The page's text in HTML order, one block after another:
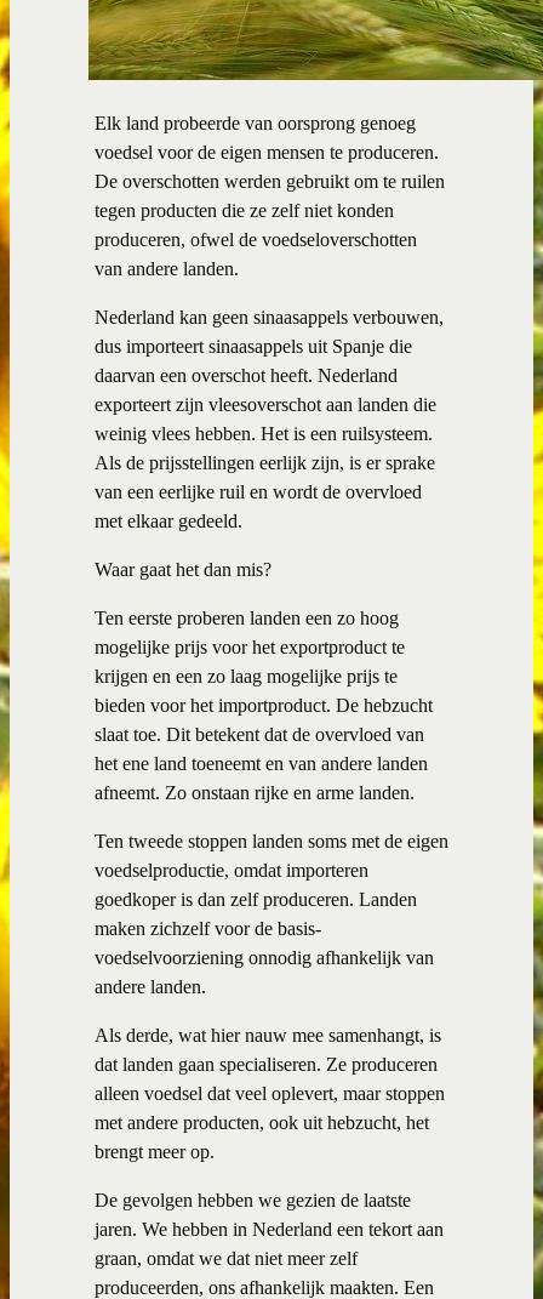
Elk land probeerde van oorsprong genoeg
voedsel voor de eigen mensen te produceren.
De overschotten werden gebruikt om te ruilen
tegen producten die ze zelf niet konden
produceren, ofwel de voedseloverschotten
van andere landen.
Nederland kan geen sinaasappels verbouwen,
dus importeert sinaasappels uit Spanje die
daarvan een overschot heeft. Nederland
exporteert zijn vleesoverschot aan landen die
weinig vlees hebben. Het is een ruilsysteem.
Als de prijsstellingen eerlijk zijn, is er sprake
van een eerlijke ruil en wordt de overvloed
met elkaar gedeeld.
Waar gaat het dan mis?
Ten eerste proberen landen een zo hoog
mogelijke prijs voor het exportproduct te
krijgen en een zo laag mogelijke prijs te
bieden voor het importproduct. De hebzucht
slaat toe. Dit betekent dat de overvloed van
het ene land toeneemt en van andere landen
afneemt. Zo onstaan rijke en arme landen.
Ten tweede stoppen landen soms met de eigen
voedselproductie, omdat importeren
goedkoper is dan zelf produceren. Landen
maken zichzelf voor de basis-
voedselvoorziening onnodig afhankelijk van
andere landen.
Als derde, wat hier nauw mee samenhangt, is
dat landen gaan specialiseren. Ze produceren
alleen voedsel dat veel oplevert, maar stoppen
met andere producten, ook uit hebzucht, het
brengt meer op.
De gevolgen hebben we gezien de laatste
jaren. We hebben in Nederland een tekort aan
graan, omdat we dat niet meer zelf
produceerden, ons afhankelijk maakten. Een